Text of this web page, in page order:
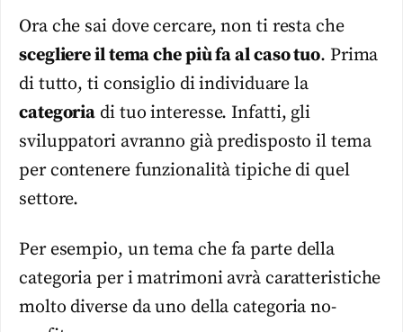
Ora che sai dove cercare, non ti resta che
scegliere iltemache più fa al caso tuo. Prima
di tutto, ti consiglio di individuare la
categoria di tuo interesse. Infatti, gli
sviluppatori avranno già predisposto il tema
per contenere funzionalità tipiche di quel
settore.
Per esempio, untema che fa parte della
categoria per i matrimoni avrà caratteristiche
molto diverse da uno della categoria no-